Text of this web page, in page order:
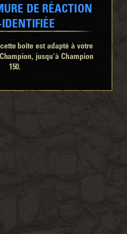
DE RÉACTION
boîte est adapté à votre
jusqu'à Champion
150.